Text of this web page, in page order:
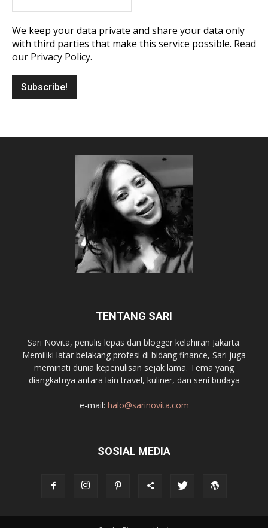
We keep your data private and share your data only
with third parties that make this service possible. Read
our Privacy Policy.
TENTANG SARI
Sari Novita, penulis lepas dan blogger kelahiran Jakarta.
Memiliki latar belakang profesi di bidang finance, Sari juga
meminati dunia kepenulisan sejak lama. Tema yang
diangkatnya antara lain travel, kuliner, dan seni budaya
e-mail: halo@sarinovita.com
SOSIAL MEDIA